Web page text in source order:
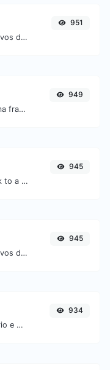
Converta facilmente arquivos de imagem JPG para GIF.
951
Inverta as palavras em uma frase ou parágrafo com facilidade.
949
Decode URL input to back to a normal string.
945
Converta facilmente arquivos de imagem BMP para PNG.
945
Converta texto para binário e o contrário para qualquer entrada de string.
934